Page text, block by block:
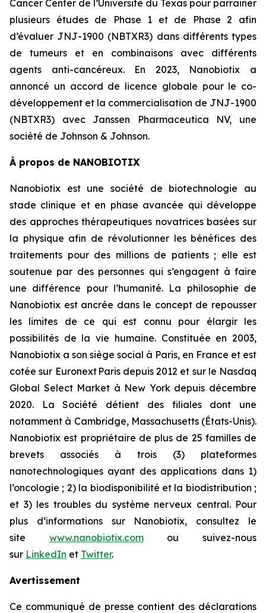
Cancer Center de l’Université du Texas pour parrainer
plusieurs études de Phase 1 et de Phase 2 afin
d’évaluer JNJ-1900 (NBTXR3) dans différents types
de tumeurs et en combinaisons avec différents
agents anti-cancéreux. En 2023, Nanobiotix a
annoncé un accord de licence globale pour le co-
développement et la commercialisation de JNJ-1900
(NBTXR3) avec Janssen Pharmaceutica NV, une
société de Johnson & Johnson.
À propos de NANOBIOTIX
Nanobiotix est une société de biotechnologie au
stade clinique et en phase avancée qui développe
des approches thérapeutiques novatrices basées sur
la physique afin de révolutionner les bénéfices des
traitements pour des millions de patients ; elle est
soutenue par des personnes qui s’engagent à faire
une différence pour l’humanité. La philosophie de
Nanobiotix est ancrée dans le concept de repousser
les limites de ce qui est connu pour élargir les
possibilités de la vie humaine. Constituée en 2003,
Nanobiotix a son siège social à Paris, en France et est
cotée sur Euronext Paris depuis 2012 et sur le Nasdaq
Global Select Market à New York depuis décembre
2020. La Société détient des filiales dont une
notamment à Cambridge, Massachusetts (États-Unis).
Nanobiotix est propriétaire de plus de 25 familles de
brevets associés à trois (3) plateformes
nanotechnologiques ayant des applications dans 1)
l’oncologie ; 2) la biodisponibilité et la biodistribution ;
et 3) les troubles du système nerveux central. Pour
plus d’informations sur Nanobiotix, consultez le
site www.nanobiotix.comou suivez-nous
sur LinkedIn et Twitter.
Avertissement
Ce communiqué de presse contient des déclarations